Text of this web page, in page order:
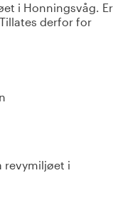
i Honningsvåg. Er
derfor for
revymiljøet i